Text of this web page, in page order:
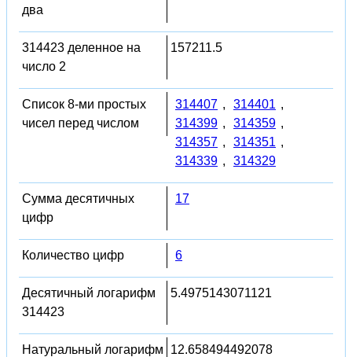
два
314423 деленное на
число 2
157211.5
Список 8-ми простых
чисел перед числом
314407 , 314401 ,
314399 , 314359 ,
314357 , 314351 ,
314339 , 314329
Сумма десятичных
цифр
17
Количество цифр 6
Десятичный логарифм
314423
5.4975143071121
Натуральный логарифм
12.658494492078